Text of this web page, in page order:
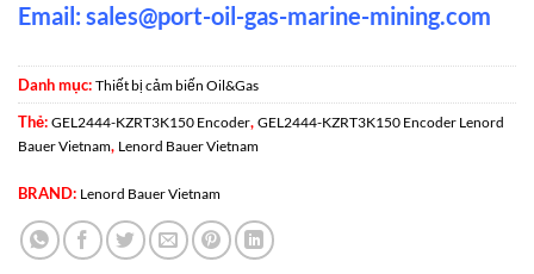
Email: sales@port-oil-gas-marine-mining.com
Danh mục: Thiết bị cảm biến Oil&Gas
Thẻ: GEL2444-KZRT3K150 Encoder, GEL2444-KZRT3K150 Encoder Lenord
Bauer Vietnam, Lenord Bauer Vietnam
BRAND: Lenord Bauer Vietnam